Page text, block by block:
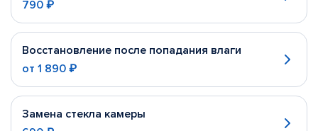
790 ₽
Восстановление после попадания влаги
от 1 890 ₽
Замена стекла камеры